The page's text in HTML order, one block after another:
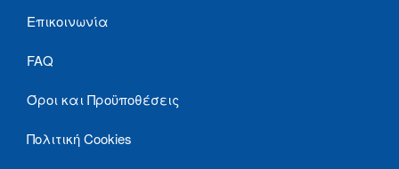
Επικοινωνία
FAQ
Όροι και Προϋποθέσεις
Πολιτική Cookies